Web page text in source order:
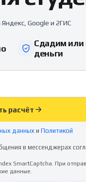
Яндекс, Google и 2ГИС
Сдадим или
деньги
расчёт
данных и Политикой
в мессенджерах
SmartCaptcha. При
данные.